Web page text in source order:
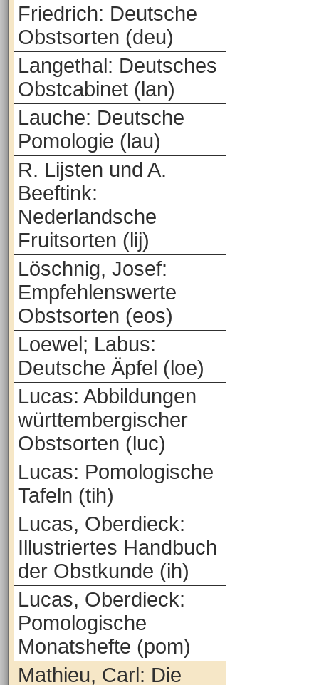
Friedrich: Deutsche
Obstsorten (deu)
Langethal: Deutsches
Obstcabinet (lan)
Lauche: Deutsche
Pomologie (lau)
R. Lijsten und A.
Beeftink:
Nederlandsche
Fruitsorten (lij)
Löschnig, Josef:
Empfehlenswerte
Obstsorten (eos)
Loewel; Labus:
Deutsche Äpfel (loe)
Lucas: Abbildungen
württembergischer
Obstsorten (luc)
Lucas: Pomologische
Tafeln (tih)
Lucas, Oberdieck:
Illustriertes Handbuch
der Obstkunde (ih)
Lucas, Oberdieck:
Pomologische
Monatshefte (pom)
Mathieu, Carl: Die